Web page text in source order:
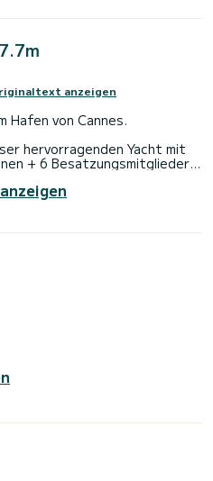
anzeigen
Hafen von Cannes.
hervorragenden Yacht mit
+ 6 Besatzungsmitgliedern.
mit Doppel- und
Anbau
nicht, uns für einen genauen
Informationen über